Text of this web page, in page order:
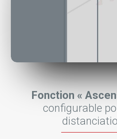
Fonction «
configurable